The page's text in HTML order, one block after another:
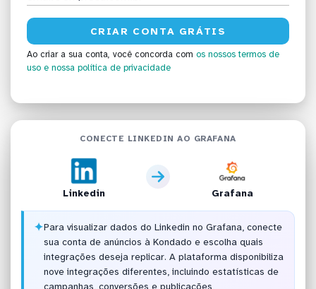
Ao criar a sua conta, você concorda com os nossos termos de
uso e nossa política de privacidade
CONECTE LINKEDIN AO GRAFANA
Linkedin Grafana
✦Para visualizar dados do Linkedin no Grafana, conecte
sua conta de anúncios à Kondado e escolha quais
integrações deseja replicar. A plataforma disponibiliza
nove integrações diferentes, incluindo estatísticas de